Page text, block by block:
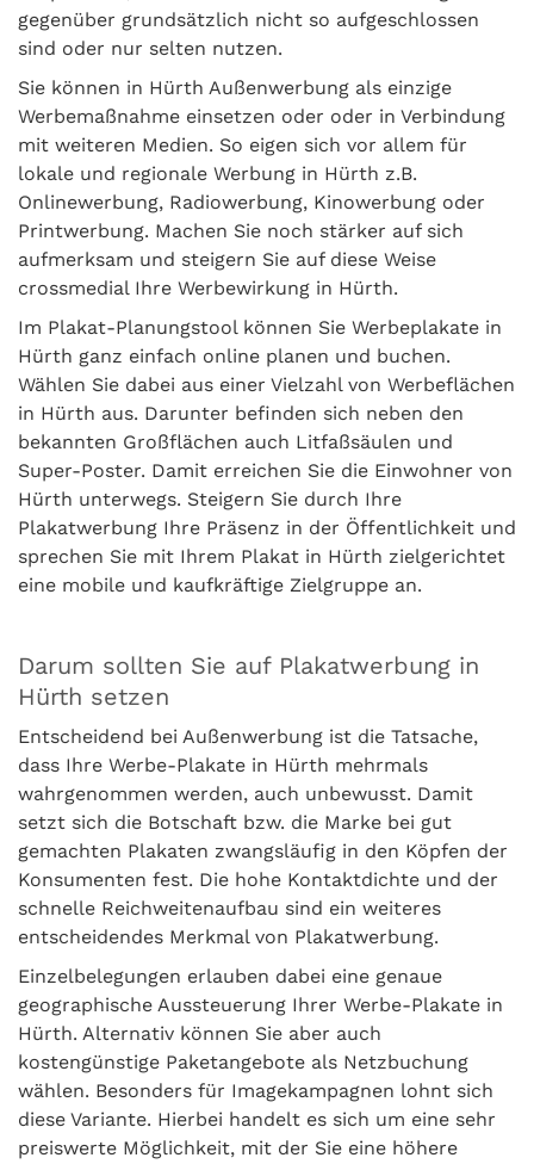
gegenüber grundsätzlich nicht so aufgeschlossen
sind oder nur selten nutzen.
Sie können in Hürth Außenwerbung als einzige
Werbemaßnahme einsetzen oder oder in Verbindung
mit weiteren Medien. So eigen sich vor allem für
lokale und regionale Werbung in Hürth z.B.
Onlinewerbung, Radiowerbung, Kinowerbung oder
Printwerbung. Machen Sie noch stärker auf sich
aufmerksam und steigern Sie auf diese Weise
crossmedial Ihre Werbewirkung in Hürth.
Im Plakat-Planungstool können Sie Werbeplakate in
Hürth ganz einfach online planen und buchen.
Wählen Sie dabei aus einer Vielzahl von Werbeflächen
in Hürth aus. Darunter befinden sich neben den
bekannten Großflächen auch Litfaßsäulen und
Super-Poster. Damit erreichen Sie die Einwohner von
Hürth unterwegs. Steigern Sie durch Ihre
Plakatwerbung Ihre Präsenz in der Öffentlichkeit und
sprechen Sie mit Ihrem Plakat in Hürth zielgerichtet
eine mobile und kaufkräftige Zielgruppe an.
Darum sollten Sie auf Plakatwerbung in
Hürth setzen
Entscheidend bei Außenwerbung ist die Tatsache,
dass Ihre Werbe-Plakate in Hürth mehrmals
wahrgenommen werden, auch unbewusst. Damit
setzt sich die Botschaft bzw. die Marke bei gut
gemachten Plakaten zwangsläufig in den Köpfen der
Konsumenten fest. Die hohe Kontaktdichte und der
schnelle Reichweitenaufbau sind ein weiteres
entscheidendes Merkmal von Plakatwerbung.
Einzelbelegungen erlauben dabei eine genaue
geographische Aussteuerung Ihrer Werbe-Plakate in
Hürth. Alternativ können Sie aber auch
kostengünstige Paketangebote als Netzbuchung
wählen. Besonders für Imagekampagnen lohnt sich
diese Variante. Hierbei handelt es sich um eine sehr
preiswerte Möglichkeit, mit der Sie eine höhere